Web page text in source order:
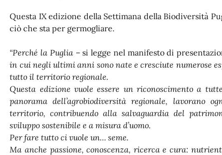
Questa IX edizione della Settimana della Biodiversità
ciò che sta per germogliare.
“Perché la Puglia– si legge nel manifesto di
in cui negli ultimi anni sono nate e cresciute numerose
tutto il territorio regionale.
Questa edizione vuole essere un riconoscimento a
panorama dell’agrobiodiversità regionale, lavorano
territorio, contribuendo alla salvaguardia del
sviluppo sostenibile e a misura d’uomo.
Per fare tutto ci vuole un… seme.
Ma anche passione, conoscenza, ricerca e cura: